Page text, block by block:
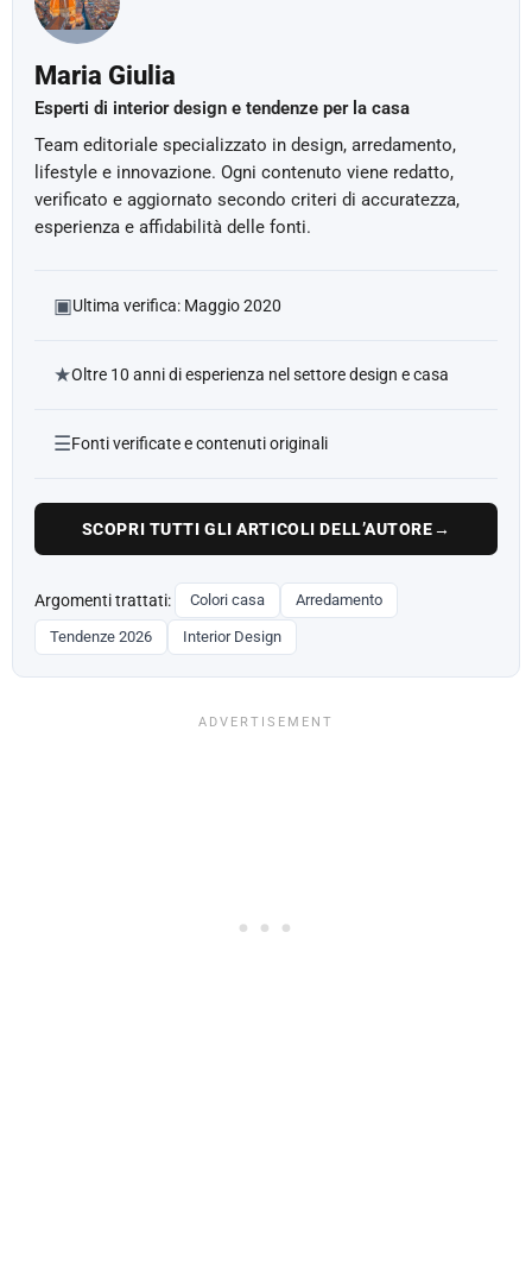
Maria Giulia
Esperti di interior design e tendenze per la casa
Team editoriale specializzato in design, arredamento,
lifestyle e innovazione. Ogni contenuto viene redatto,
verificato e aggiornato secondo criteri di accuratezza,
esperienza e affidabilità delle fonti.
▣Ultima verifica: Maggio 2020
★Oltre 10 anni di esperienza nel settore design e casa
☰Fonti verificate e contenuti originali
SCOPRI TUTTI GLI ARTICOLI DELL’AUTORE→
Argomenti trattati: Colori casa Arredamento
Tendenze 2026 Interior Design